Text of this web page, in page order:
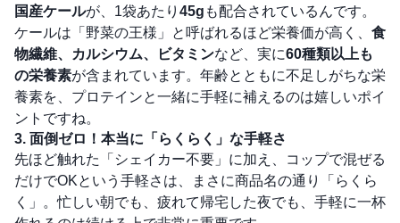
国産ケールが、1袋あたり 45g も配合されているんです。
ケールは「野菜の王様」と呼ばれるほど栄養価が高く、 食
物繊維、カルシウム、ビタミンなど、実に60種類以上も
の栄養素が含まれています。年齢とともに不足しがちな栄
養素を、プロテインと一緒に手軽に補えるのは嬉しいポイ
ントですね。
3. 面倒ゼロ！本当に「らくらく」な手軽さ
先ほど触れた「シェイカー不要」に加え、コップで混ぜる
だけでOKという手軽さは、まさに商品名の通り「らくら
く」。忙しい朝でも、疲れて帰宅した夜でも、手軽に一杯